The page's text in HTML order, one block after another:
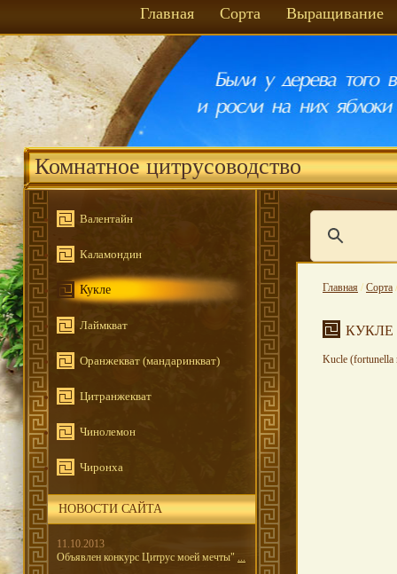
Главная Сорта Выращивание
Комнатное цитрусоводство
Валентайн
Каламондин
Кукле
Лаймкват
Оранжекват (мандаринкват)
Цитранжекват
Чинолемон
Чиронха
НОВОСТИ САЙТА
11.10.2013
Объявлен конкурс Цитрус моей мечты" ...
Главная / Сорта
КУКЛЕ
Kucle (fortunella